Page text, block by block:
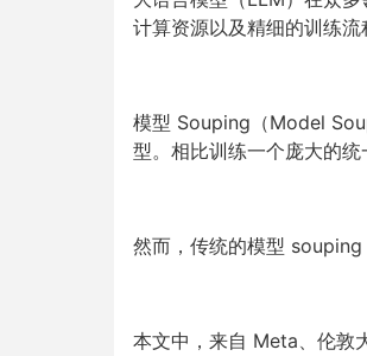
计算资源以及精细的训练流
模型 Souping（Model
型。相比训练一个庞大的
然而，传统的模型 souping
本文中，来自 Meta、伦